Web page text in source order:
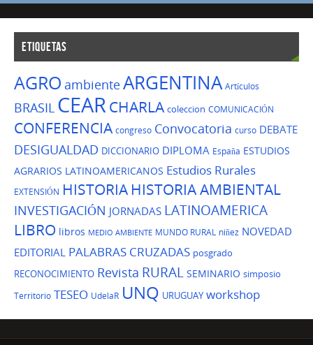
ETIQUETAS
AGRO ambienteARGENTINA Artículos
BRASIL CEARCHARLA coleccion COMUNICACIÓN
CONFERENCIA congreso Convocatoria curso DEBATE
DESIGUALDAD DICCIONARIO DIPLOMA España ESTUDIOS
AGRARIOS LATINOAMERICANOS Estudios Rurales
EXTENSIÓN HISTORIA HISTORIA AMBIENTAL
INVESTIGACIÓN JORNADAS LATINOAMERICA
LIBRO libros MEDIO AMBIENTE MUNDO RURAL niñez NOVEDAD
EDITORIAL PALABRAS CRUZADAS posgrado
RECONOCIMIENTO Revista RURAL SEMINARIO simposio
Territorio TESEO UdelaR UNQ URUGUAY workshop